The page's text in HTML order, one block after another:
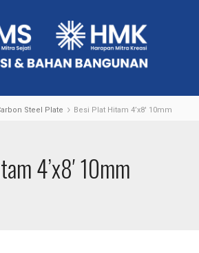
Steel Plate Besi Plat Hitam 4’x8′ 10mm
4’x8′ 10mm